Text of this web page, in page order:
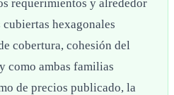
requerimientos y alrededor
hexagonales
cobertura, cohesión del
como ambas familias
de precios publicado, la